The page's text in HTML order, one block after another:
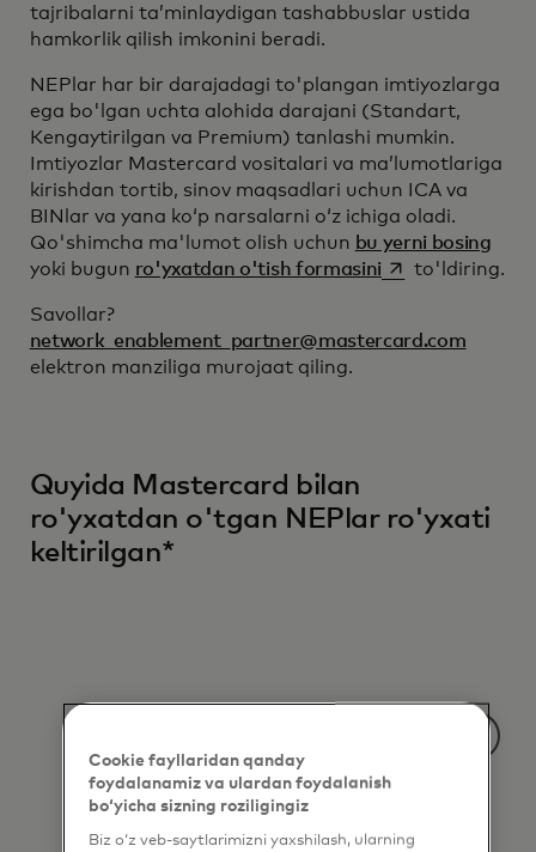
tajribalarni taʼminlaydigan tashabbuslar ustida
hamkorlik qilish imkonini beradi.
NEPlar har bir darajadagi to'plangan imtiyozlarga
ega bo'lgan uchta alohida darajani (Standart,
Kengaytirilgan va Premium) tanlashi mumkin.
Imtiyozlar Mastercard vositalari va maʼlumotlariga
kirishdan tortib, sinov maqsadlari uchun ICA va
BINlar va yana koʻp narsalarni oʻz ichiga oladi.
Qo'shimcha ma'lumot olish uchun bu yerni bosing
yoki bugun ro'yxatdan o'tish formasini opens in a new
to'ldiring.
Savollar?
network_enablement_partner@mastercard.com
elektron manziliga murojaat qiling.
Quyida Mastercard bilan
ro'yxatdan o'tgan NEPlar ro'yxati
keltirilgan*
Cookie fayllaridan qanday
foydalanamiz va ulardan foydalanish
bo‘yicha sizning roziligingiz
Biz o‘z veb-saytlarimizni yaxshilash, ularning